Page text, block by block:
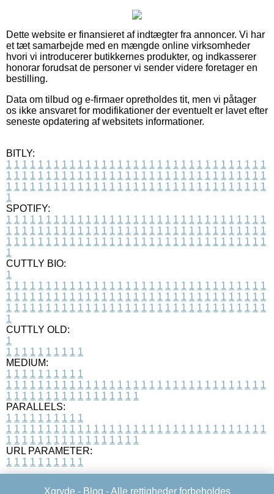
Dette website er finansieret af indtægter fra annoncer. Vi har
et tæt samarbejde med en mængde online virksomheder
hvori vi introducerer butikkernes produkter, og indkasserer
honorar forudsat de personer vi sender videre foretager en
bestilling.
Data om tilbud og e-firmaer opretholdes tit, men vi påtager
os ikke ansvaret for modifikationer der eventuelt er lavet efter
seneste opdatering af websitets informationer.
BITLY:
1 1 1 1 1 1 1 1 1 1 1 1 1 1 1 1 1 1 1 1 1 1 1 1 1 1 1 1 1 1 1 1 1
1 1 1 1 1 1 1 1 1 1 1 1 1 1 1 1 1 1 1 1 1 1 1 1 1 1 1 1 1 1 1 1 1
1 1 1 1 1 1 1 1 1 1 1 1 1 1 1 1 1 1 1 1 1 1 1 1 1 1 1 1 1 1 1 1 1
1
SPOTIFY:
1 1 1 1 1 1 1 1 1 1 1 1 1 1 1 1 1 1 1 1 1 1 1 1 1 1 1 1 1 1 1 1 1
1 1 1 1 1 1 1 1 1 1 1 1 1 1 1 1 1 1 1 1 1 1 1 1 1 1 1 1 1 1 1 1 1
1 1 1 1 1 1 1 1 1 1 1 1 1 1 1 1 1 1 1 1 1 1 1 1 1 1 1 1 1 1 1 1 1
1
CUTTLY BIO:
1
1 1 1 1 1 1 1 1 1 1 1 1 1 1 1 1 1 1 1 1 1 1 1 1 1 1 1 1 1 1 1 1 1
1 1 1 1 1 1 1 1 1 1 1 1 1 1 1 1 1 1 1 1 1 1 1 1 1 1 1 1 1 1 1 1 1
1 1 1 1 1 1 1 1 1 1 1 1 1 1 1 1 1 1 1 1 1 1 1 1 1 1 1 1 1 1 1 1 1
1
CUTTLY OLD:
1
1 1 1 1 1 1 1 1 1 1
MEDIUM:
1 1 1 1 1 1 1 1 1 1
1 1 1 1 1 1 1 1 1 1 1 1 1 1 1 1 1 1 1 1 1 1 1 1 1 1 1 1 1 1 1 1 1
1 1 1 1 1 1 1 1 1 1 1 1 1 1 1 1 1
PARALLELS:
1 1 1 1 1 1 1 1 1 1
1 1 1 1 1 1 1 1 1 1 1 1 1 1 1 1 1 1 1 1 1 1 1 1 1 1 1 1 1 1 1 1 1
1 1 1 1 1 1 1 1 1 1 1 1 1 1 1 1 1
URL PARAMETER:
1 1 1 1 1 1 1 1 1 1
Xgryde - Blog - Alle rettigheder forbeholdes